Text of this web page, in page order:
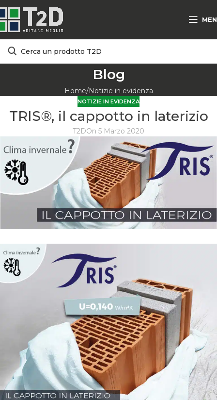
Blog
Home Notizie in evidenza
NOTIZIE IN EVIDENZA
TRIS®, il cappotto in laterizio
T2DOn 5 Marzo 2020